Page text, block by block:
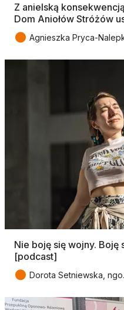
Z anielską
Dom Aniołów Stróżów
● Agnieszka Pryca-
Nie boję się wojny. Boję
[podcast]
● Dorota Setniewska,